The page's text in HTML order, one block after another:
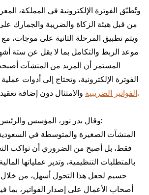
وتُطبّق الفوترة الإلكترونية في المملكة،
من قبل هيئة الزكاة والضريبة والجمارك
ويتم تطبيق المرحلة الثانية على موجات،
موعد الربط والتكامل بما لا يقل عن ستة
المستمر أن المزيد من المنشآت
الفوترة الإلكترونية، وتحتاج إلى أدوات
الفواتير الضريبيةوالامتثال دون إضافة تعقيد إلى عملياتها اليومية.
وقال بدر نور، المؤسس والرئيس التنفيذي في حسيم:
فقط، بل أصبح من الضروري أن تواكب
بالمتطلبات التنظيمية، وتدير عملياتها
حسيم لجعل هذا التحول أسهل، من
أصحاب الأعمال على إصدار الفواتير، بما